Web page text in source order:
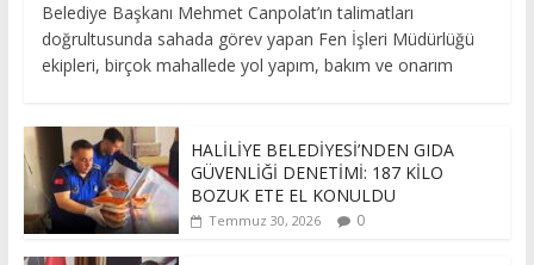
Belediye Başkanı Mehmet Canpolat’ın talimatları
doğrultusunda sahada görev yapan Fen İşleri Müdürlüğü
ekipleri, birçok mahallede yol yapım, bakım ve onarım
HALİLİYE BELEDİYESİ’NDEN GIDA
GÜVENLİĞİ DENETİMİ: 187 KİLO
BOZUK ETE EL KONULDU
Temmuz 30, 2026 0